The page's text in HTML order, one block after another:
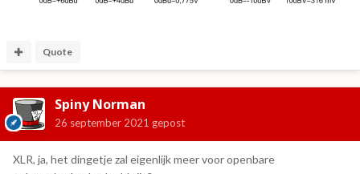
Quote
Spiny Norman
26 september 2021 gepost
XLR, ja, het dingetje zal eigenlijk meer voor openbare